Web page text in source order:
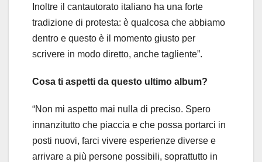
Inoltre il cantautorato italiano ha una forte
tradizione di protesta: è qualcosa che abbiamo
dentro e questo è il momento giusto per
scrivere in modo diretto, anche tagliente”.
Cosa ti aspetti da questo ultimo album?
“Non mi aspetto mai nulla di preciso. Spero
innanzitutto che piaccia e che possa portarci in
posti nuovi, farci vivere esperienze diverse e
arrivare a più persone possibili, soprattutto in